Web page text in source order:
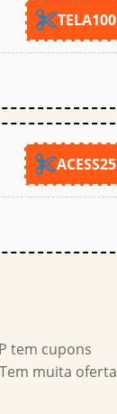
TELA100
ACESS25
tem cupons
muita oferta